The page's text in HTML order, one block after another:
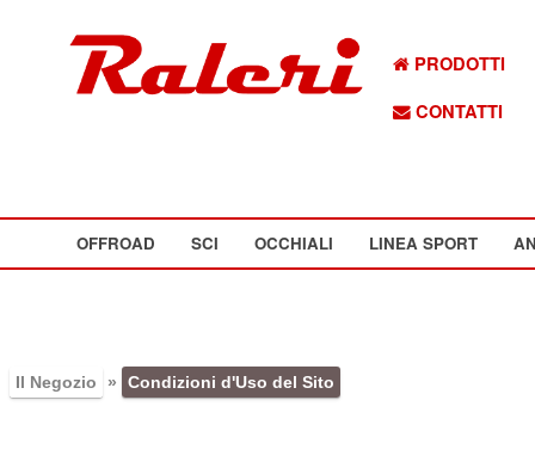
PRODOTTI
CONTATTI
OFFROAD SCI OCCHIALI LINEA SPORT
Il Negozio » Condizioni d'Uso del Sito